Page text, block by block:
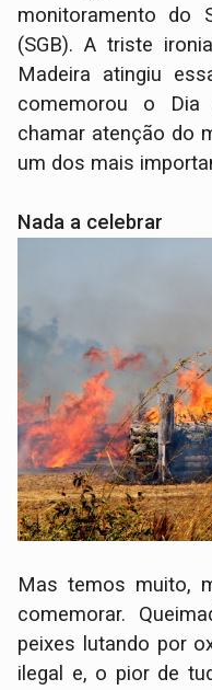
monitoramento do
(SGB). A triste
Madeira atingiu
comemorou o Dia
chamar atenção do
um dos mais
Nada a celebrar
Mas temos muito,
comemorar.
peixes lutando por
ilegal e, o pior de